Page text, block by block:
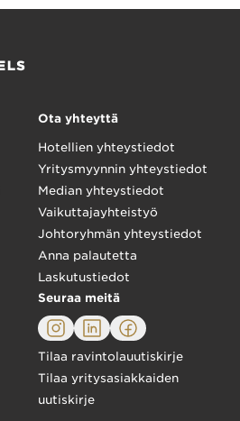
Ota yhteyttä
Hotellien yhteystiedot
Yritysmyynnin yhteystiedot
Median yhteystiedot
Vaikuttajayhteistyö
Johtoryhmän yhteystiedot
Anna palautetta
Laskutustiedot
Seuraa meitä
Tilaa ravintolauutiskirje
Tilaa yritysasiakkaiden
uutiskirje